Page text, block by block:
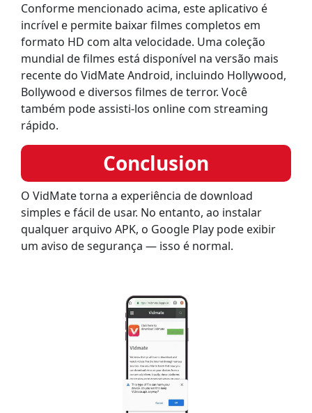
Conforme mencionado acima, este aplicativo é
incrível e permite baixar filmes completos em
formato HD com alta velocidade. Uma coleção
mundial de filmes está disponível na versão mais
recente do VidMate Android, incluindo Hollywood,
Bollywood e diversos filmes de terror. Você
também pode assisti-los online com streaming
rápido.
Conclusion
O VidMate torna a experiência de download
simples e fácil de usar. No entanto, ao instalar
qualquer arquivo APK, o Google Play pode exibir
um aviso de segurança — isso é normal.